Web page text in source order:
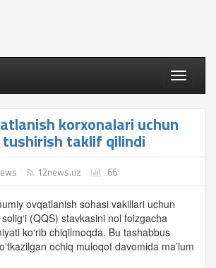
Toggle
korxonalari uchun
tushirish taklif qilindi
12news.uz 66
ovqatlanish sohasi vakillari uchun
(QQS) stavkasini nol foizgacha
ko‘rib chiqilmoqda. Bu tashabbus
ochiq muloqot davomida ma’lum